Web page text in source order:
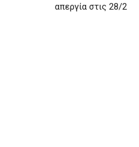
απεργία στις 28/2